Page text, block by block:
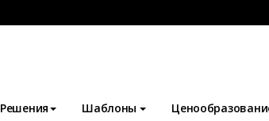
Решения Шаблоны